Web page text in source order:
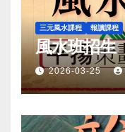
三元風水課程 報讀課程
風水班招生
2026-03-25